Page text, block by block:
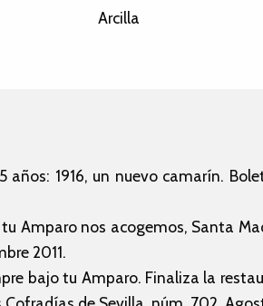
Arcilla
años: 1916, un nuevo camarín.
Amparo nos acogemos, Santa
2011.
bajo tu Amparo. Finaliza la